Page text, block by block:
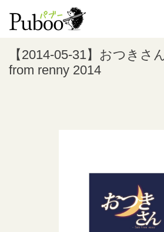
【2014-05-31】おつき
from renny 2014